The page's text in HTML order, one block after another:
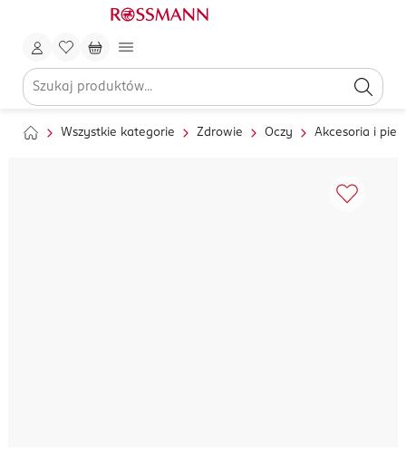
Wszystkie kategorie Zdrowie Oczy Akcesoria i